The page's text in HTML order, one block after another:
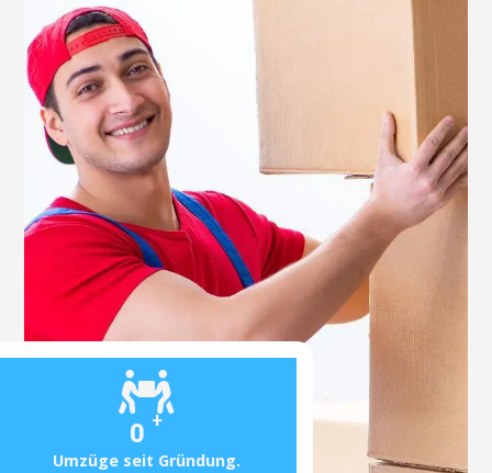
0 +
Umzüge seit Gründung.